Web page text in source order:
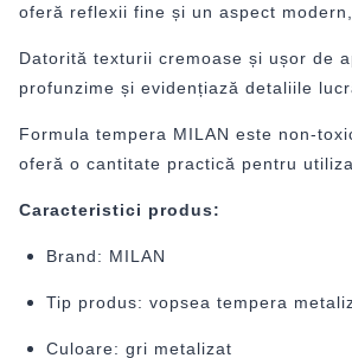
oferă reflexii fine și un aspect
Datorită texturii cremoase și ușor de
profunzime și evidențiază detaliile
Formula tempera MILAN este non-
oferă o cantitate practică pentru
Caracteristici produs:
Brand: MILAN
Tip produs: vopsea tempera
Culoare: gri metalizat